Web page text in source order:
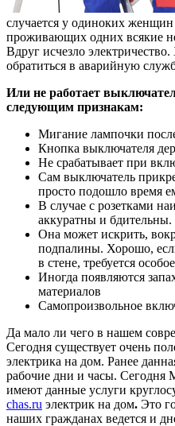
случается у одиноких
проживающих одних всякие
Вдруг исчезло
обратиться в аварийную
Или не работает
следующим признакам:
Мигание лампочки
Кнопка выключателя
Не срабатывает при
Сам выключатель
просто подошло время
В случае с розетками
аккуратны и бдительны.
Она может искрить,
подпалины. Хорошо,
в стене, требуется
Иногда появляются
материалов
Самопроизвольное
Да мало ли чего в нашем
Сегодня существует очень
электрика на дом. Ранее
рабочие дни и часы. Сегодня
имеют данные услуги
chas.ru электрик на дом. Это
наших гражданах ведется и